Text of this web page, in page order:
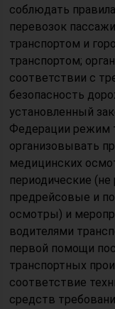
соблюдать
перевозок
транспортом и
транспортом;
соответствии с
безопасность
установленный
Федерации режим
организовывать
медицинских
периодические (не
предрейсовые и
осмотры) и
водителями
первой помощи
транспортных
соответствие
средств